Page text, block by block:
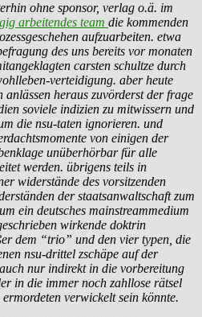
ohne sponsor, verlag o.ä. im
arbeitendes team die kommenden
aufzuarbeiten. etwa
des uns bereits vor monaten
carsten schultze durch
verteidigung. aber heute
heraus zuvörderst der frage
soviele indizien zu mitwissern und
die nsu-taten ignorieren. und
von einigen der
unüberhörbar für alle
werden. übrigens teils in
widerstände des vorsitzenden
der staatsanwaltschaft zum
ein deutsches mainstreammedium
wirkende doktrin
dem “trio” und den vier typen, die
nsu-drittel zschäpe auf der
nur indirekt in die vorbereitung
in die immer noch zahllose rätsel
verwickelt sein könnte.